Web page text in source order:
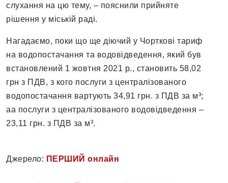
слухання на цю тему, – пояснили прийняте
рішення у міській раді.
Нагадаємо, поки що ще діючий у Чорткові тариф
на водопостачання та водовідведення, який був
встановлений 1 жовтня 2021 р., становить 58,02
грн з ПДВ, з кого послуги з централізованого
водопостачання вартують 34,91 грн. з ПДВ за м³;
аа послуги з централізованого водовідведення –
23,11 грн. з ПДВ за м³.
Джерело: ПЕРШИЙ онлайн